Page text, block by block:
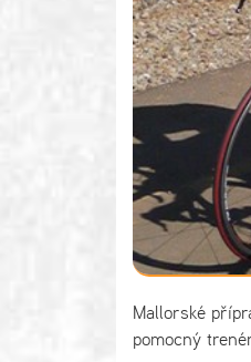
Mallorské
pomocný